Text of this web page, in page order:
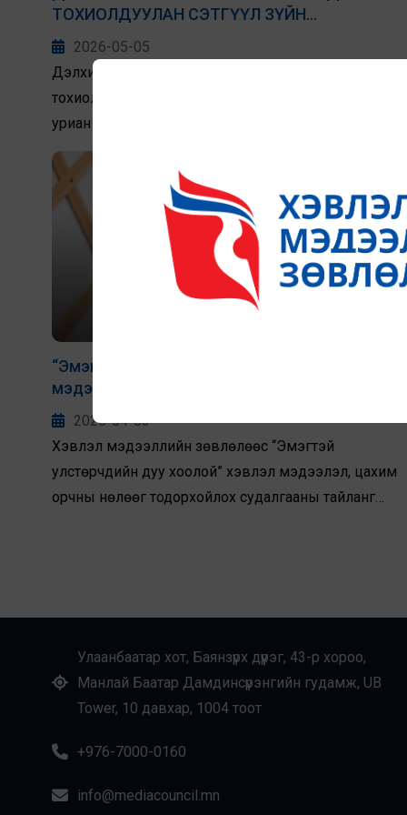
ТОХИОЛДУУЛАН СЭТГҮҮЛ ЗҮЙН
ОЮУТНУУДТАЙ ХЭЛЭЛЦҮҮЛЭГ ӨРНҮҮЛЛЭЭ
2026-05-05
Дэлхийн хэвлэлийн эрх чөлөөний өдрийг
тохиолдуулан "Энх тайван ирээдүйг цогцлоох нь"
уриан дор Хэвлэл мэдээллийн зөвлөл (ХМЗ) болон
Сэтгүүл зүйн инновац, хөгжлийн үүр төв Nest Center for
Journalism Innovation & Development, Mongolia
хамтран МУИС, МУБИС, Отгонтэнгэр, СУИС-ийн
КТМУС-ийн баримт шалгагч оюутан клубуудтай
“Сэтгүүл зүйн ёс зүй ба өөрийн зохицуулалт” сэдвийн
хүрээнд хэлэлцүүлэг өрнүүллээ.
“Эмэгтэй улстөрчдийн дуу хоолой” хэвлэл
мэдээлэл, цахим орчны нөлөөг тодорхойлох
судалгааны тайланг бэлтгэж олон нийтэд
танилцуулав
2026-04-03
Хэвлэл мэдээллийн зөвлөлөөс “Эмэгтэй
улстөрчдийн дуу хоолой” хэвлэл мэдээлэл, цахим
орчны нөлөөг тодорхойлох судалгааны тайланг
Уулзалтад Их Британиас Монгол Улсад суугаа
Элчин сайд Фиона Блайт болон Их Британийн
Гадаад Хэрэг, Хамтын Нөхөрлөл, Хөгжлийн Яамны
эрхэлсэн сайд Сийма Малхотра нар оролцож,
солилцлоо.
Улаанбаатар хот, Баянзүрх дүүрэг, 43-р хороо,
Манлай Баатар Дамдинсүрэнгийн гудамж, UB
Tower, 10 давхар, 1004 тоот
+976-7000-0160
info@mediacouncil.mn